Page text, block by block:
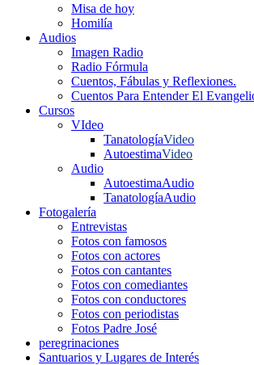
Misa de hoy
Homilía
Audios
Imagen Radio
Radio Fórmula
Cuentos, Fábulas y Reflexiones.
Cuentos Para Entender El
Cursos
VIdeo
TanatologíaVideo
AutoestimaVideo
Audio
AutoestimaAudio
TanatologíaAudio
Fotogalería
Entrevistas
Fotos con famosos
Fotos con actores
Fotos con cantantes
Fotos con comediantes
Fotos con conductores
Fotos con periodistas
Fotos Padre José
peregrinaciones
Santuarios y Lugares de Interés